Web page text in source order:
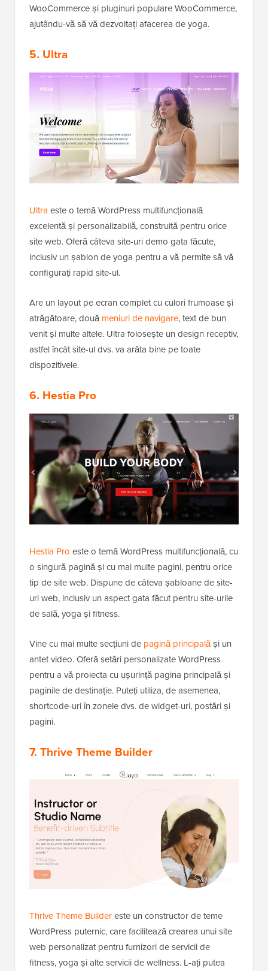
WooCommerce și pluginuri populare WooCommerce,
ajutându-vă să vă dezvoltați afacerea de yoga.
5. Ultra
Ultra este o temă WordPress multifuncțională
excelentă și personalizabilă, construită pentru orice
site web. Oferă câteva site-uri demo gata făcute,
inclusiv un șablon de yoga pentru a vă permite să vă
configurați rapid site-ul.
Are un layout pe ecran complet cu culori frumoase și
atrăgătoare, douămeniuri de navigare, text de bun
venit și multe altele. Ultra folosește un design receptiv,
astfel încât site-ul dvs. va arăta bine pe toate
dispozitivele.
6. Hestia Pro
Hestia Pro este o temă WordPress multifuncțională, cu
o singură pagină și cu mai multe pagini, pentru orice
tip de site web. Dispune de câteva șabloane de site-
uri web, inclusiv un aspect gata făcut pentru site-urile
de sală, yoga și fitness.
Vine cu mai multe secțiuni de pagină principalăși un
antet video. Oferă setări personalizate WordPress
pentru a vă proiecta cu ușurință pagina principală și
paginile de destinație. Puteți utiliza, de asemenea,
shortcode-uri în zonele dvs. de widget-uri, postări și
pagini.
7. Thrive Theme Builder
Thrive Theme Buildereste un constructor de teme
WordPress puternic, care facilitează crearea unui site
web personalizat pentru furnizori de servicii de
fitness, yoga și alte servicii de wellness. L-ați putea